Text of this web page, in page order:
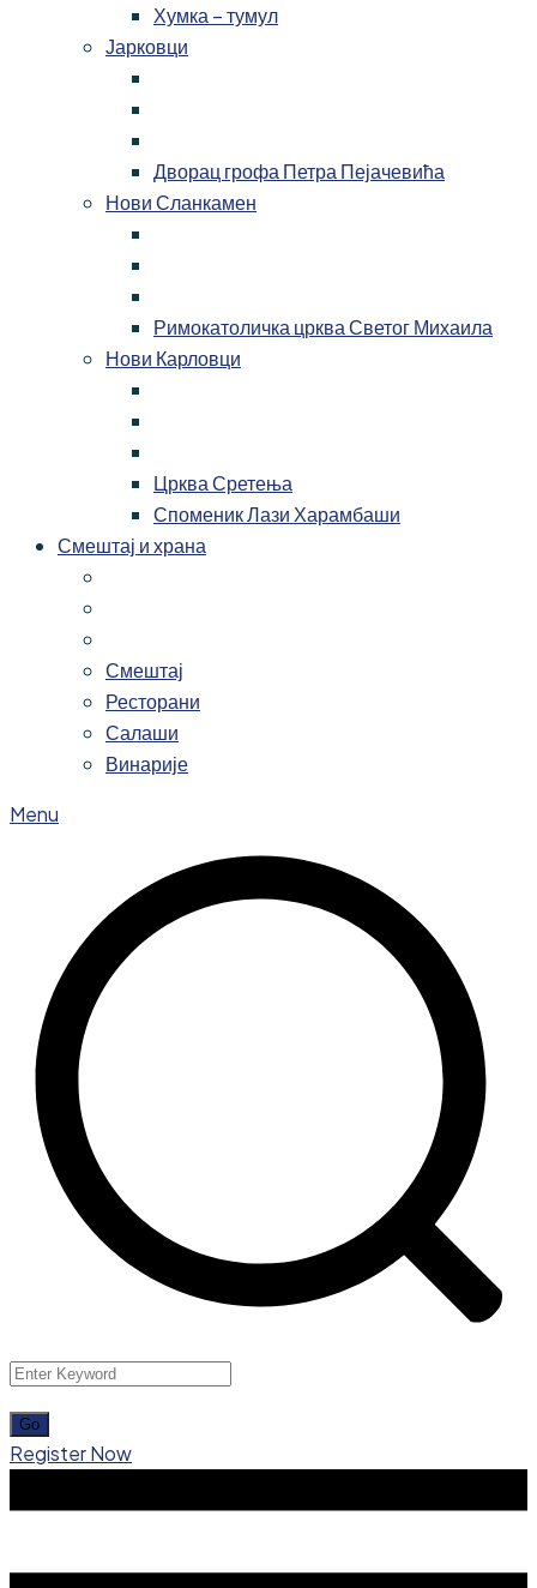
Хумка – тумул
Јарковци
Дворац грофа Петра Пејачевића
Нови Сланкамен
Римокатоличка црква Светог Михаила
Нови Карловци
Црква Сретења
Споменик Лази Харамбаши
Смештај и храна
Смештај
Ресторани
Салаши
Винарије
Menu
Register Now